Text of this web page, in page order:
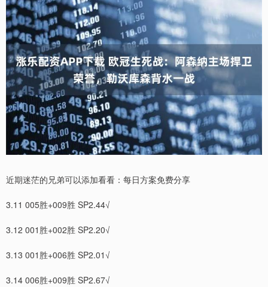
近期迷茫的兄弟可以添加看看：每日方案免费分享
3.11 005胜+009胜 SP2.44√
3.12 001胜+002胜 SP2.20√
3.13 001胜+006胜 SP2.01√
3.14 006胜+009胜 SP2.67√